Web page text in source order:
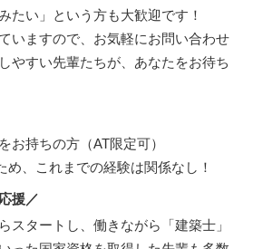
たい」という方も大歓迎です！
いますので、お気軽にお問い合わせ
やすい先輩たちが、あなたをお待ち
持ちの方（AT限定可）
め、これまでの経験は関係なし！
援／
スタートし、働きながら「建築士」